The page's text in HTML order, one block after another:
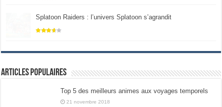
Splatoon Raiders : l’univers Splatoon s’agrandit
Articles populaires
Top 5 des meilleurs animes aux voyages temporels
21 novembre 2018